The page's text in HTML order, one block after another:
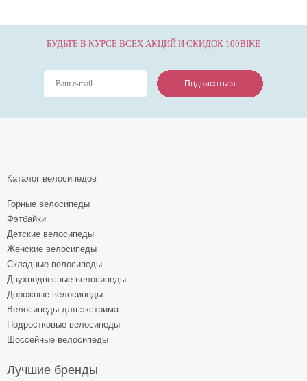
БУДЬТЕ В КУРСЕ ВСЕХ АКЦИЙ И СКИДОК 100BIKE
Подписаться
Подписаться
Подписаться
Каталог велосипедов
Горные велосипеды
Фэтбайки
Детские велосипеды
Женские велосипеды
Складные велосипеды
Двухподвесные велосипеды
Дорожные велосипеды
Велосипеды для экстрима
Подростковые велосипеды
Шоссейные велосипеды
Лучшие бренды